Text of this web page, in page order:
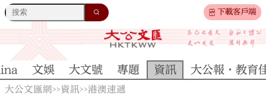
下載客戶端
文娛 大文號 專題 資訊 大公報·教育
大公文匯網>>資訊>>港澳速遞